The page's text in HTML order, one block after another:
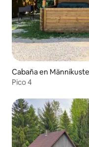
Cabaña en Männikuste
Pico 4